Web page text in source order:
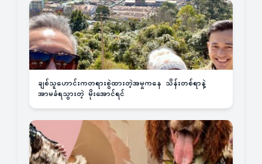
ချစ်သူဟောင်းကတရားစွဲထားတဲ့အမှုကနေ သိန်းတစ်ရာနဲ့
အာမခံရသွားတဲ့ မိုးအောင်ရင်